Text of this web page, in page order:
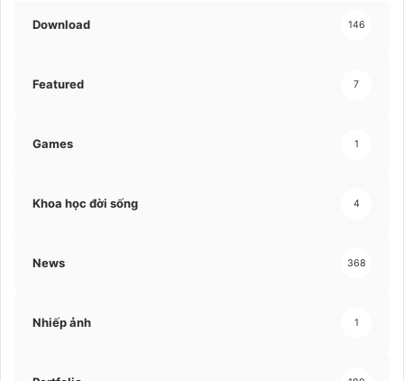
Download 146
Featured 7
Games 1
Khoa học đời sống 4
News 368
Nhiếp ảnh 1